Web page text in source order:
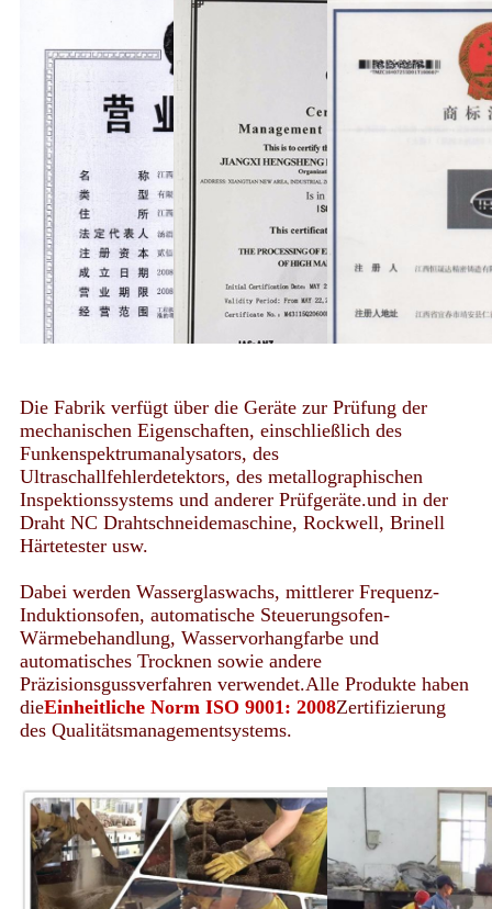
Die Fabrik verfügt über die Geräte zur Prüfung der
mechanischen Eigenschaften, einschließlich des
Funkenspektrumanalysators, des
Ultraschallfehlerdetektors, des metallographischen
Inspektionssystems und anderer Prüfgeräte.und in der
Draht NC Drahtschneidemaschine, Rockwell, Brinell
Härtetester usw.
Dabei werden Wasserglaswachs, mittlerer Frequenz-
Induktionsofen, automatische Steuerungsofen-
Wärmebehandlung, Wasservorhangfarbe und
automatisches Trocknen sowie andere
Präzisionsgussverfahren verwendet.Alle Produkte haben
dieEinheitliche Norm ISO 9001: 2008Zertifizierung
des Qualitätsmanagementsystems.